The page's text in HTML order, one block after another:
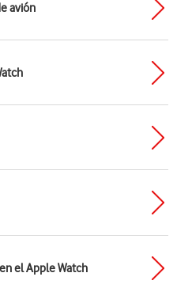
avión
el Apple Watch